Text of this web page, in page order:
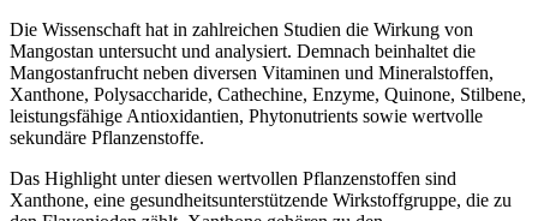
Die Wissenschaft hat in zahlreichen Studien die Wirkung von
Mangostan untersucht und analysiert. Demnach beinhaltet die
Mangostanfrucht neben diversen Vitaminen und Mineralstoffen,
Xanthone, Polysaccharide, Cathechine, Enzyme, Quinone, Stilbene,
leistungsfähige Antioxidantien, Phytonutrients sowie wertvolle
sekundäre Pflanzenstoffe.
Das Highlight unter diesen wertvollen Pflanzenstoffen sind
Xanthone, eine gesundheitsunterstützende Wirkstoffgruppe, die zu